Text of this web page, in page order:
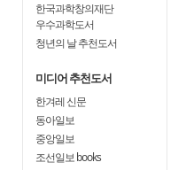
한국과학창의재단
우수과학도서
청년의 날 추천도서
미디어 추천도서
한겨레 신문
동아일보
중앙일보
조선일보 books